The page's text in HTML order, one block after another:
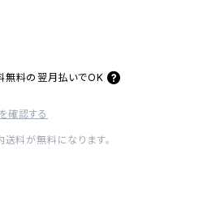
無料の 翌月払いでOK
確認する
料が無料になります。